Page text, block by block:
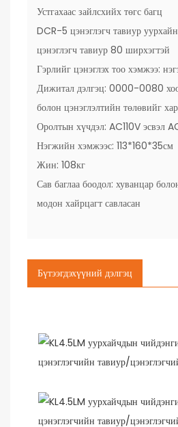
Устгахаас зайлсхийх төгс багц
DCR-5 цэнэглэгч тавиур
цэнэглэгч тавиур 80 ширхэгтэй
Гэрлийг цэнэглэх тоо хэмжээ:
Дижитал дэлгэц: 0000-0080
болон цэнэглэлтийн төлөвийг
Оролтын хүчдэл: AC110V эсвэл
Нэгжийн хэмжээс: 113*160*35см
Жин: 108кг
Сав баглаа боодол: хуванцар
модон хайрцагт савласан
Бүтээгдэхүүний дэлгэц